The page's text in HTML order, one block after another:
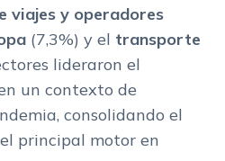
viajes y operadores
(7,3%) y el transporte
lideraron el
un contexto de
consolidando el
principal motor en